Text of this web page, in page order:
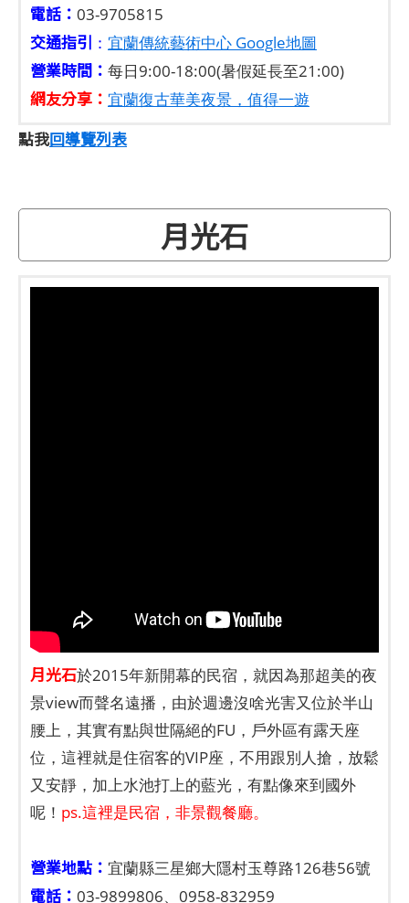
電話： 03-9705815
交通指引 ： 宜蘭傳統藝術中心 Google地圖
營業時間： 每日9:00-18:00(暑假延長至21:00)
網友分享： 宜蘭復古華美夜景，值得一遊
點我回導覽列表
月光石
月光石於2015年新開幕的民宿，就因為那超美的夜
景view而聲名遠播，由於週邊沒啥光害又位於半山
腰上，其實有點與世隔絕的FU，戶外區有露天座
位，這裡就是住宿客的VIP座，不用跟別人搶，放鬆
又安靜，加上水池打上的藍光，有點像來到國外
呢！ ps.這裡是民宿，非景觀餐廳。
營業地點： 宜蘭縣三星鄉大隱村玉尊路126巷56號
電話： 03-9899806、0958-832959